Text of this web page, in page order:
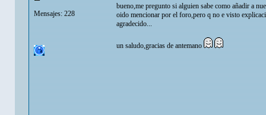
Mensajes: 228
bueno,me pregunto si alguien sabe como añadir a
oido mencionar por el foro,pero q no e visto
agradecido...
un saludo,gracias de antemano